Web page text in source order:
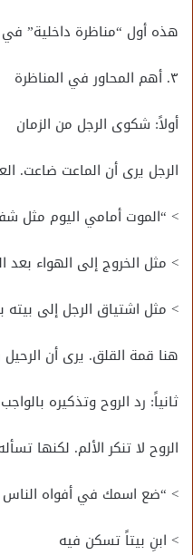
هذه أول “مناظرة داخلية” في
٣. أهم المحاور في المناظرة
أولاً: شكوى الرجل من الزمان
الرجل يرى أن الماعت ضاعت.
> “الموت أمامي اليوم مثل
> مثل الخروج إلى الهواء بعد
> مثل اشتياق الرجل إلى بيته
هنا قمة القلق. يرى أن الرحيل
ثانياً: رد الروح وتذكيره بالواجب
الروح لا تنكر الألم. لكنها
> “ضع اسمك في أفواه الناس
> ابنِ بيتاً تسكن فيه